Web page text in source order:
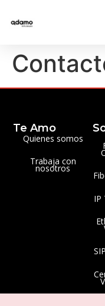
Te Amo
Quienes somos
Trabaja con
nosotros
IP